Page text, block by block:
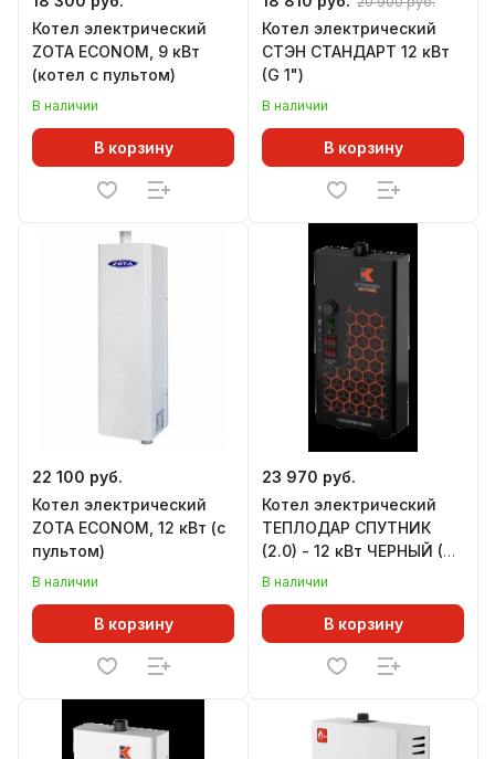
Котел электрический
ZOTA ECONOM, 9 кВт
(котел с пультом)
В наличии
В корзину
Котел электрический
СТЭН СТАНДАРТ 12 кВт
(G 1")
В наличии
В корзину
22 100 руб.
Котел электрический
ZOTA ECONOM, 12 кВт (с
пультом)
В наличии
В корзину
23 970 руб.
Котел электрический
ТЕПЛОДАР СПУТНИК
(2.0) - 12 кВт ЧЕРНЫЙ (G
1-1/2")
В наличии
В корзину